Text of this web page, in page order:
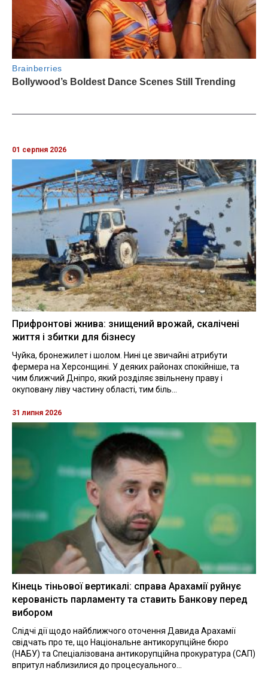
01 серпня 2026
Прифронтові жнива: знищений врожай, скалічені
життя і збитки для бізнесу
Чуйка, бронежилет і шолом. Нині це звичайні атрибути
фермера на Херсонщині. У деяких районах спокійніше, та
чим ближчий Дніпро, який розділяє звільнену праву і
окуповану ліву частину області, тим біль...
31 липня 2026
Кінець тіньової вертикалі: справа Арахамії руйнує
керованість парламенту та ставить Банкову перед
вибором
Слідчі дії щодо найближчого оточення Давида Арахамії
свідчать про те, що Національне антикорупційне бюро
(НАБУ) та Спеціалізована антикорупційна прокуратура (САП)
впритул наблизилися до процесуального...